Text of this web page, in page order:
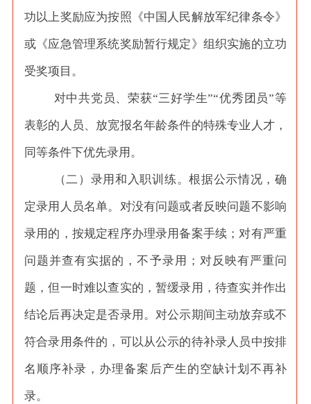
功以上奖励应为按照《中国人民解放军纪律条令》
或《应急管理系统奖励暂行规定》组织实施的立功
受奖项目。
对中共党员、荣获“三好学生”“优秀团员”等
表彰的人员、放宽报名年龄条件的特殊专业人才，
同等条件下优先录用。
（二）录用和入职训练。根据公示情况，确
定录用人员名单。对没有问题或者反映问题不影响
录用的，按规定程序办理录用备案手续；对有严重
问题并查有实据的，不予录用；对反映有严重问
题，但一时难以查实的，暂缓录用，待查实并作出
结论后再决定是否录用。对公示期间主动放弃或不
符合录用条件的，可以从公示的待补录人员中按排
名顺序补录，办理备案后产生的空缺计划不再补
录。